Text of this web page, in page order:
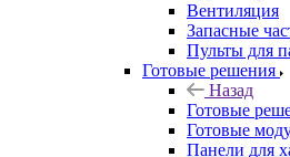
Вентиляция
Запасные
Пульты для
Готовые решения
Назад
Готовые
Готовые
Панели для